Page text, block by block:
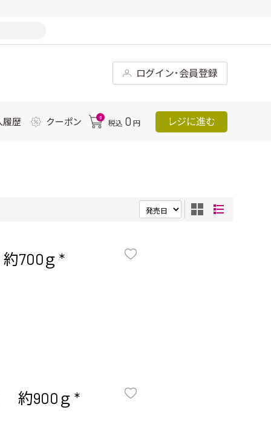
ログイン･会員登録
履歴 クーポン 0
税込 0 円 レジに進む
700ｇ *
約900ｇ *